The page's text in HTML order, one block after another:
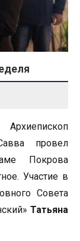
провел
Покрова
Участие в
Совета
Татьяна